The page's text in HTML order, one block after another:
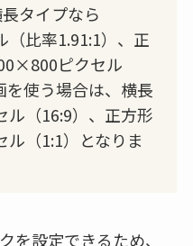
タイプなら
比率1.91:1）、正
ピクセル
を使う場合は、横長
（16:9）、正方形
（1:1）となりま
を設定できるため、